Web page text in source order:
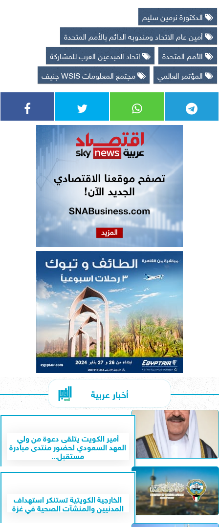
الدكتورة نرمين سليم
أمين عام الاتحاد ومندوبه الدائم بالأمم المتحدة
الأمم المتحدة
اتحاد المبدعين العرب للمشاركة
المؤتمر العالمي
مجتمع المعلومات WSIS جنيف
أخبار عربية
أمير الكويت يتلقى دعوة من ولي
العهد السعودي لحضور منتدى مبادرة
مستقبل...
الخارجية الكويتية تستنكر استهداف
المدنيين والمنشآت الصحية في غزة